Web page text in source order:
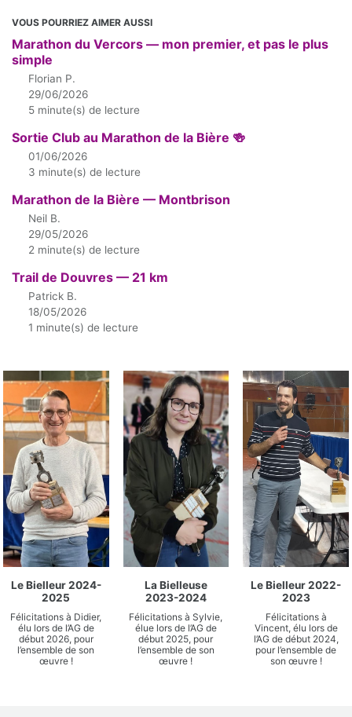
Le Bielleur 2024-
2025
Félicitations à Didier,
élu lors de l’AG de
début 2026, pour
l’ensemble de son
œuvre !
La Bielleuse
2023-2024
Félicitations à Sylvie,
élue lors de l’AG de
début 2025, pour
l’ensemble de son
œuvre !
Le Bielleur 2022-
2023
Félicitations à
Vincent, élu lors de
l’AG de début 2024,
pour l’ensemble de
son œuvre !
VOUS POURRIEZ AIMER AUSSI
Marathon du Vercors — mon premier, et pas le plus
simple
Florian P.
29/06/2026
5 minute(s) de lecture
Sortie Club au Marathon de la Bière 🍻
01/06/2026
3 minute(s) de lecture
Marathon de la Bière — Montbrison
Neil B.
29/05/2026
2 minute(s) de lecture
Trail de Douvres — 21 km
Patrick B.
18/05/2026
1 minute(s) de lecture